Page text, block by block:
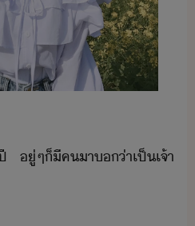
​ู่​ๆ​็​ี​ค​า​​่า​เป็เจ้า